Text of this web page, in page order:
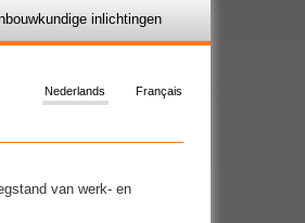
inlichtingen
Français
Nederlands
van werk- en